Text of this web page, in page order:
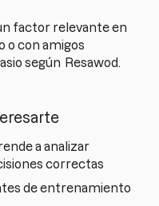
factor relevante en
o con amigos
según Resawod.
a analizar
correctas
de entrenamiento